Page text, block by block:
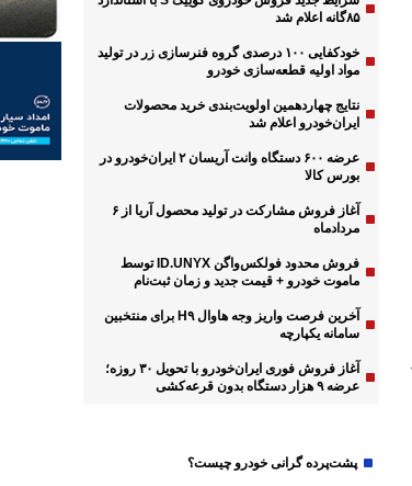
۸۵گانه اعلام شد
خودکفایی ۱۰۰ درصدی گروه فنرسازی زر در تولید
مواد اولیه قطعه‌سازی خودرو
نتایج چهاردهمین اولویت‌بندی خرید محصولات
ایران‌خودرو اعلام شد
عرضه ۶۰۰ دستگاه وانت آریسان ۲ ایران‌خودرو در
بورس کالا
آغاز فروش مشارکت در تولید محصول آریا از ۶
مردادماه
فروش محدود فولکس‌واگن ID.UNYX توسط
ماموت خودرو + قیمت جدید و زمان ثبت‌نام
آخرین فرصت واریز وجه هاوال H۹ برای منتخبین
سامانه یکپارچه
آغاز فروش فوری ایران‌خودرو با تحویل ۳۰ روزه؛
عرضه ۹ هزار دستگاه بدون قرعه‌کشی
پشت‌پرده گرانی خودرو چیست؟